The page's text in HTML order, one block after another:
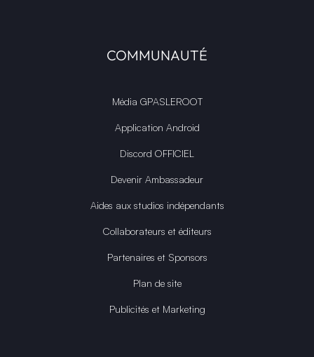
COMMUNAUTÉ
Média GPASLEROOT
Application Android
Discord OFFICIEL
Devenir Ambassadeur
Aides aux studios indépendants
Collaborateurs et éditeurs
Partenaires et Sponsors
Plan de site
Publicités et Marketing